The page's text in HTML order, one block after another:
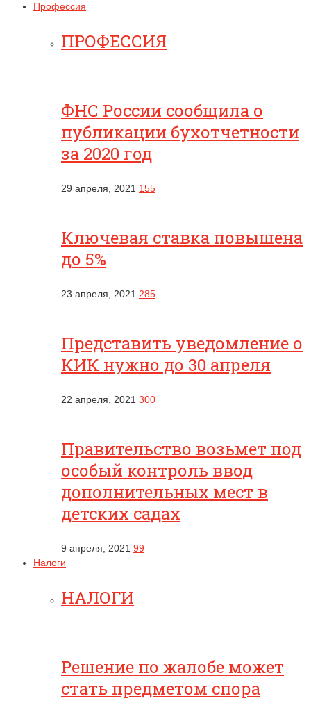
Профессия
ПРОФЕССИЯ
ФНС России сообщила о
публикации бухотчетности
за 2020 год
29 апреля, 2021 155
Ключевая ставка повышена
до 5%
23 апреля, 2021 285
Представить уведомление о
КИК нужно до 30 апреля
22 апреля, 2021 300
Правительство возьмет под
особый контроль ввод
дополнительных мест в
детских садах
9 апреля, 2021 99
Налоги
НАЛОГИ
Решение по жалобе может
стать предметом спора